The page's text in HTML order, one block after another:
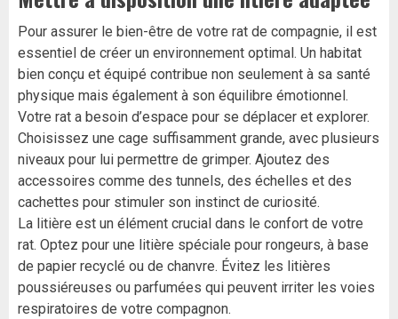
Pour assurer le bien-être de votre rat de compagnie, il est
essentiel de créer un environnement optimal. Un habitat
bien conçu et équipé contribue non seulement à sa santé
physique mais également à son équilibre émotionnel.
Votre rat a besoin d’espace pour se déplacer et explorer.
Choisissez une cage suffisamment grande, avec plusieurs
niveaux pour lui permettre de grimper. Ajoutez des
accessoires comme des tunnels, des échelles et des
cachettes pour stimuler son instinct de curiosité.
La litière est un élément crucial dans le confort de votre
rat. Optez pour une litière spéciale pour rongeurs, à base
de papier recyclé ou de chanvre. Évitez les litières
poussiéreuses ou parfumées qui peuvent irriter les voies
respiratoires de votre compagnon.